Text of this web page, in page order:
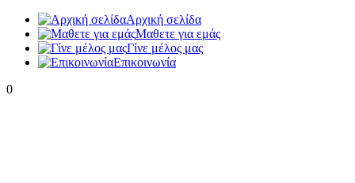
Αρχική σελίδα
Μαθετε για εμάς
Γίνε μέλος μας
Eπικοινωνία
0